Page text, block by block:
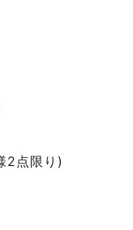
2点限り)